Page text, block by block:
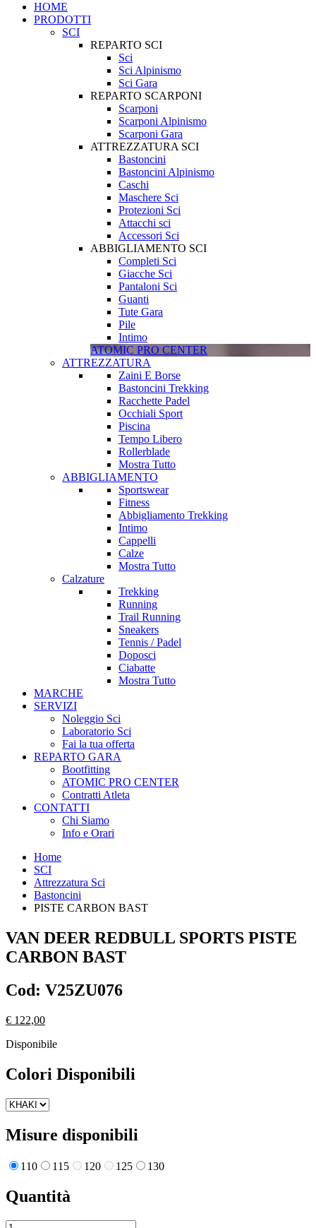
HOME
PRODOTTI
SCI
REPARTO SCI
Sci
Sci Alpinismo
Sci Gara
REPARTO SCARPONI
Scarponi
Scarponi Alpinismo
Scarponi Gara
ATTREZZATURA SCI
Bastoncini
Bastoncini Alpinismo
Caschi
Maschere Sci
Protezioni Sci
Attacchi sci
Accessori Sci
ABBIGLIAMENTO SCI
Completi Sci
Giacche Sci
Pantaloni Sci
Guanti
Tute Gara
Pile
Intimo
ATOMIC PRO CENTER
ATTREZZATURA
Zaini E Borse
Bastoncini Trekking
Racchette Padel
Occhiali Sport
Piscina
Tempo Libero
Rollerblade
Mostra Tutto
ABBIGLIAMENTO
Sportswear
Fitness
Abbigliamento Trekking
Intimo
Cappelli
Calze
Mostra Tutto
Calzature
Trekking
Running
Trail Running
Sneakers
Tennis / Padel
Doposci
Ciabatte
Mostra Tutto
MARCHE
SERVIZI
Noleggio Sci
Laboratorio Sci
Fai la tua offerta
REPARTO GARA
Bootfitting
ATOMIC PRO CENTER
Contratti Atleta
CONTATTI
Chi Siamo
Info e Orari
Home
SCI
Attrezzatura Sci
Bastoncini
PISTE CARBON BAST
VAN DEER REDBULL SPORTS PISTE
CARBON BAST
Cod: V25ZU076
€ 122,00
Disponibile
Colori Disponibili
Misure disponibili
110 115 120 125 130
Quantità